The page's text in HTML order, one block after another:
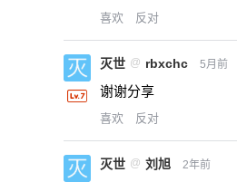
喜欢 反对
灭世 @ rbxchc 5月前
谢谢分享
喜欢 反对
灭世 @ 刘旭 2年前